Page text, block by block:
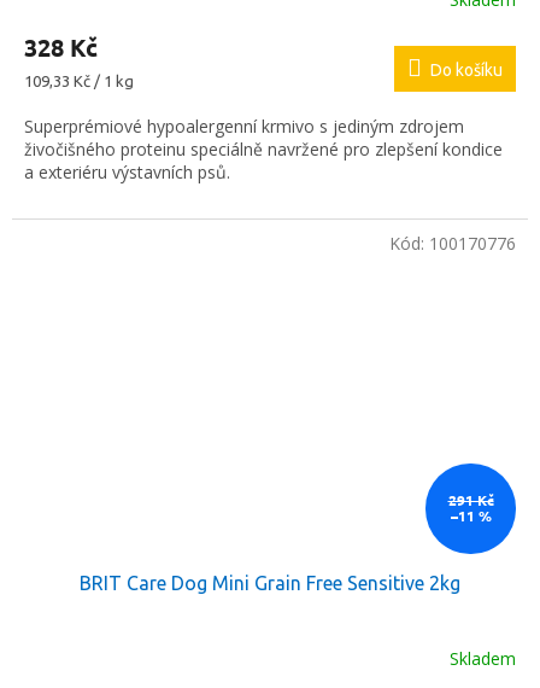
328 Kč
Měrná
109,33 Kč / 1 kg
Do košíku
Superprémiové hypoalergenní krmivo s jediným zdrojem
živočišného proteinu speciálně navržené pro zlepšení kondice
a exteriéru výstavních psů.
291 Kč
–11 %
BRIT Care Dog Mini Grain Free Sensitive 2kg
Skladem
Kód: 100170776